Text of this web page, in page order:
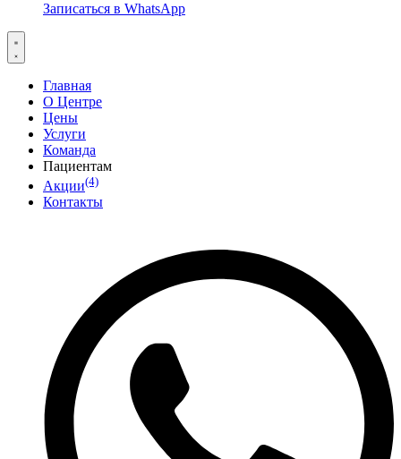
Записаться в WhatsApp
Главная
О Центре
Цены
Услуги
Команда
Пациентам
Акции(4)
Контакты